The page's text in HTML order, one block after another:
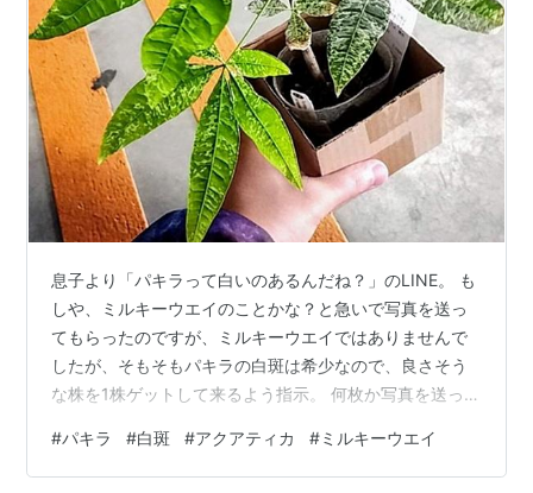
息子より「パキラって白いのあるんだね？」のLINE。 も
しや、ミルキーウエイのことかな？と急いで写真を送っ
てもらったのですが、ミルキーウエイではありませんで
したが、そもそもパキラの白斑は希少なので、良さそう
な株を1株ゲットして来るよう指示。 何枚か写真を送って
く、とりあえず息子の目利きを信じて待つことに… ちょ
っと、傷んでおりますが、まぁ良いでしょう。新芽に期
#パキラ #白斑 #アクアティカ #ミルキーウエイ